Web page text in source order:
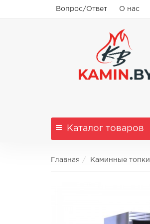
Вопрос/Ответ О нас
Каталог товаров
Главная Каминные топки